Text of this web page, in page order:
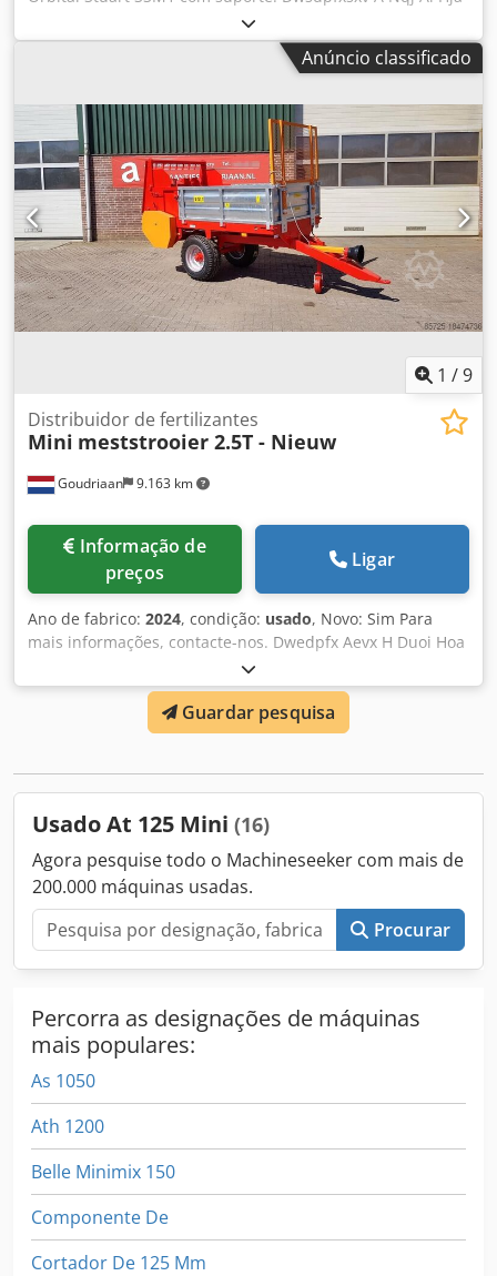
O equipamento está em perfeito estado de funcionamento
e pronto para entrega imediata. O Stuart SSM1 Mini
Orbital Shaker é um agitador de laboratório compacto e
movimento orbital de 16 mm, controle de velocidade
variável de até 300 rpm e temporizador digital integrado
com ajustes de 1 segundo até 999 minutos ou operação
contínua. O agitador é fornecido com um tapete
antiderrapante, adequado para acomodar até quatro
placas multi-poços ou cartões de diagnóstico. Pode ser
utilizado em incubadoras e câmaras ambientais com
temperaturas de até 40°C e 80% de umidade relativa.
Anúncio classificado
1 /9
Goudriaan 9.163 km
Distribuidor de fertilizantes
Mini meststrooier 2.5T - Nieuw
preços
Ligar
Ano de fabrico: 2024, condição: usado, Novo: Sim Para
mais informações, contacte-nos. Dwedpfx Aevx H Duoi Hoa
Guardar pesquisa
Usado At 125 Mini (16)
Agora pesquise todo o Machineseeker com mais de
200.000 máquinas usadas.
Procurar
Percorra as designações de máquinas
mais populares:
As 1050
Ath 1200
Belle Minimix 150
Componente De
Cortador De 125 Mm